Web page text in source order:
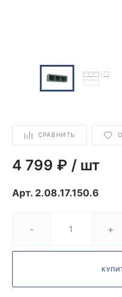
СРАВНИТЬ
4 799 ₽ / шт
Арт. 2.08.17.150.6
- +